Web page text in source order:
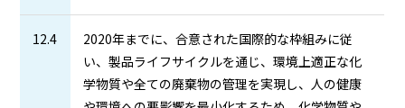
12.4
2020年までに、合意された国際的な枠組みに従
い、製品ライフサイクルを通じ、環境上適正な化
学物質や全ての廃棄物の管理を実現し、人の健康